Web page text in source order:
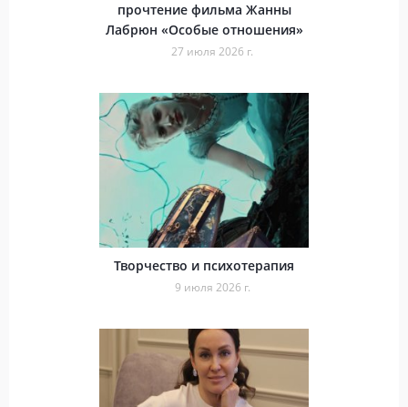
прочтение фильма Жанны
Лабрюн «Особые отношения»
27 июля 2026 г.
Творчество и психотерапия
9 июля 2026 г.